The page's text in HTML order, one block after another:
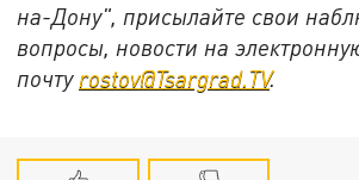
на-Дону", присылайте свои
вопросы, новости на
почту rostov@Tsargrad.TV.